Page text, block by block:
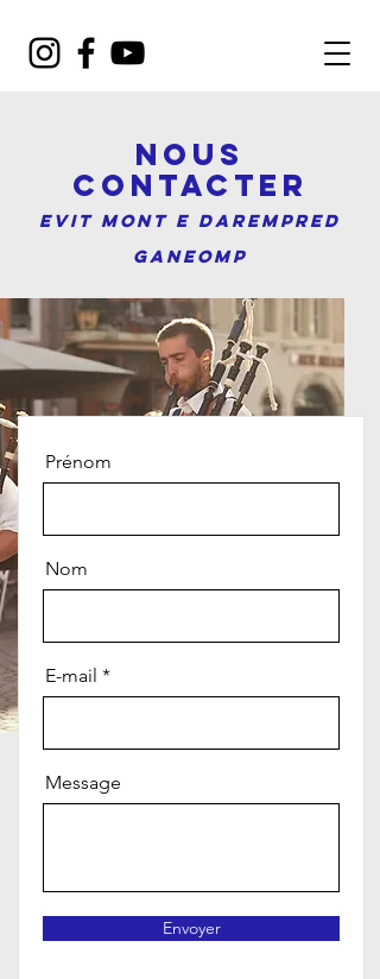
Nous
contacter
EVIT Mont e darempred
ganeomp
Prénom
Nom
E-mail
Message
Envoyer